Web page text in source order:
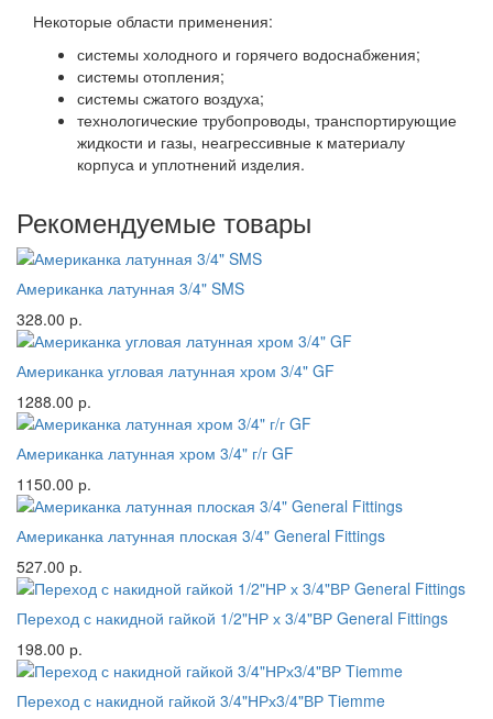
Некоторые области применения:
системы холодного и горячего водоснабжения;
системы отопления;
системы сжатого воздуха;
технологические трубопроводы, транспортирующие
жидкости и газы, неагрессивные к материалу
корпуса и уплотнений изделия.
Рекомендуемые товары
Американка латунная 3/4" SMS
328.00 р.
Американка угловая латунная хром 3/4" GF
1288.00 р.
Американка латунная хром 3/4" г/г GF
1150.00 р.
Американка латунная плоская 3/4" General Fittings
527.00 р.
Переход с накидной гайкой 1/2"НР х 3/4"ВР General Fittings
198.00 р.
Переход с накидной гайкой 3/4"НРх3/4"ВР Tiemme